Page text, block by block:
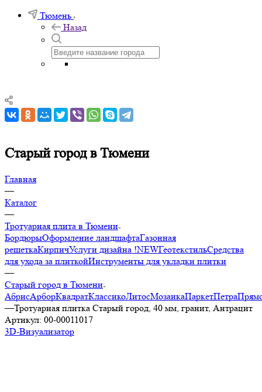
Тюмень
Назад
Старый город в Тюмени
Главная
—
Каталог
—
Тротуарная плита в Тюмени
БордюрыОформление ландшафтаГазонная
решеткаКирпичУслуги дизайна !NEWГеотекстильСредства
для ухода за плиткойИнструменты для укладки плитки
—
Старый город в Тюмени
АбрисАрборКвадратКлассикоЛитосМозаикаПаркетПетра
—Тротуарная плитка Старый город, 40 мм, гранит, Антрацит
Артикул: 00-00011017
3D-Визуализатор